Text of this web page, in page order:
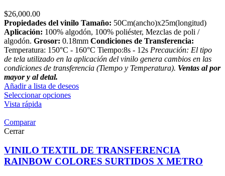
$26,000.00
Propiedades del vinilo Tamaño: 50Cm(ancho)x25m(longitud)
Aplicación: 100% algodón, 100% poliéster, Mezclas de poli /
algodón. Grosor: 0.18mm Condiciones de Transferencia:
Temperatura: 150°C - 160°C Tiempo:8s - 12s Precaución: El tipo
de tela utilizado en la aplicación del vinilo genera cambios en las
condiciones de transferencia (Tiempo y Temperatura). Ventas al por
mayor y al detal.
Añadir a lista de deseos
Seleccionar opciones
Vista rápida
Comparar
Cerrar
VINILO TEXTIL DE TRANSFERENCIA
RAINBOW COLORES SURTIDOS X METRO